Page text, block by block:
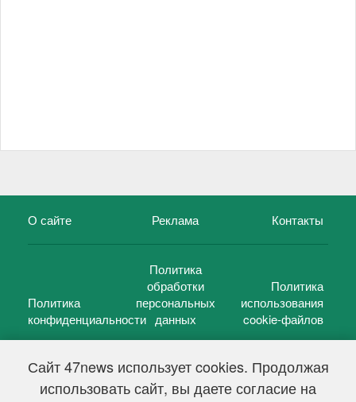
Сайт 47news использует cookies. Продолжая
использовать сайт, вы даете согласие на
О сайте Реклама Контакты
Политика
конфиденциальности
Политика
обработки
персональных
данных
Политика
использования
cookie-файлов
47 новостей (47 news)2005 — 2026 г.